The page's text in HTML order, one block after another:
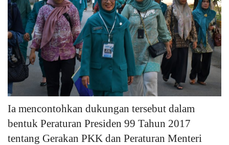
Ia mencontohkan dukungan tersebut dalam
bentuk Peraturan Presiden 99 Tahun 2017
tentang Gerakan PKK dan Peraturan Menteri